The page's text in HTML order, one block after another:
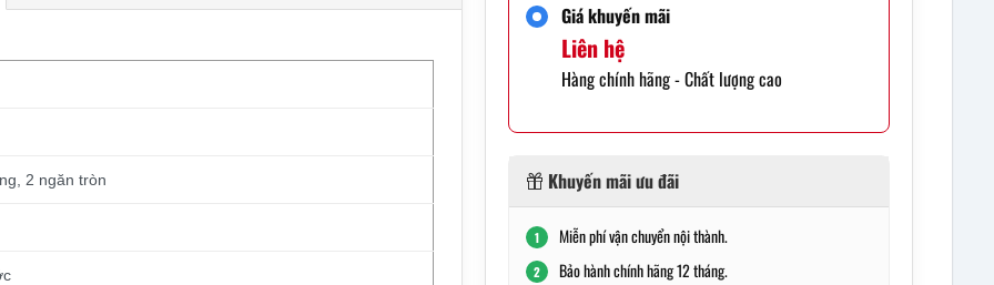
2 ngăn tròn
Giá khuyến mãi
Liên hệ
Hàng chính hãng - Chất lượng cao
Khuyến mãi ưu đãi
1 Miễn phí vận chuyển nội thành.
2 Bảo hành chính hãng 12 tháng.